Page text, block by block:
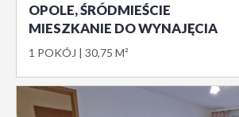
OPOLE, ŚRÓDMIEŚCIE
MIESZKANIE DO WYNAJĘCIA
1 POKÓJ 30,75 M²